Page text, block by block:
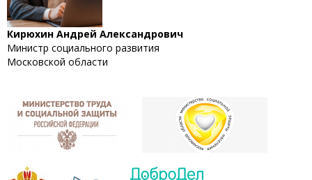
Кирюхин Андрей Александрович
Министр социального развития
Московской области